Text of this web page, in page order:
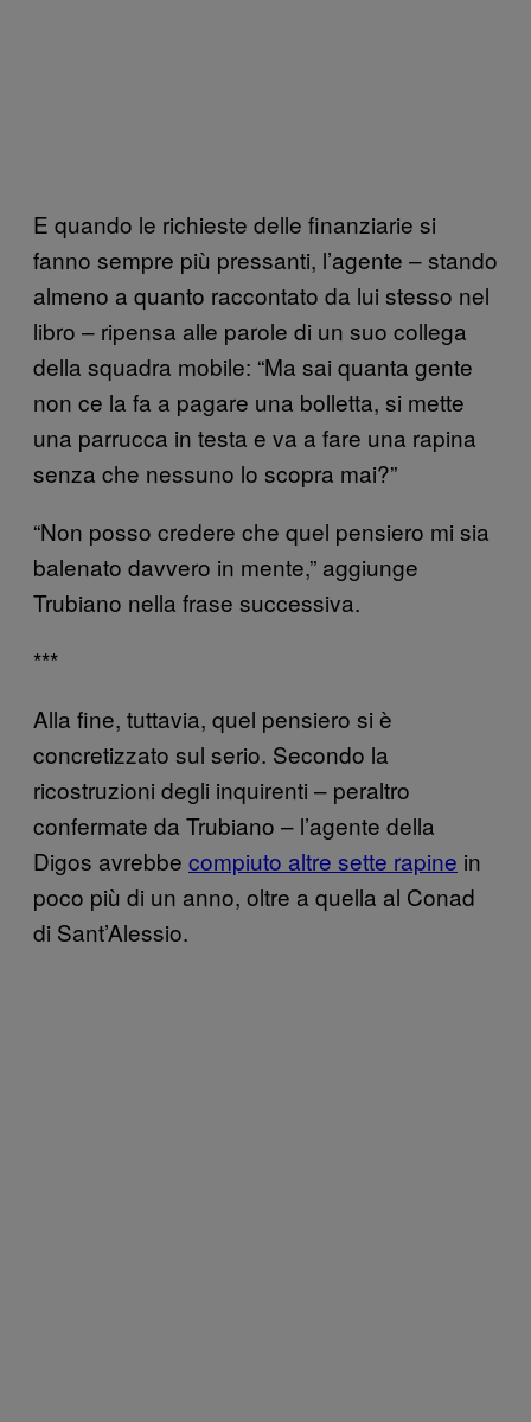
E quando le richieste delle finanziarie si
fanno sempre più pressanti, l’agente – stando
almeno a quanto raccontato da lui stesso nel
libro – ripensa alle parole di un suo collega
della squadra mobile: “Ma sai quanta gente
non ce la fa a pagare una bolletta, si mette
una parrucca in testa e va a fare una rapina
senza che nessuno lo scopra mai?”
“Non posso credere che quel pensiero mi sia
balenato davvero in mente,” aggiunge
Trubiano nella frase successiva.
***
Alla fine, tuttavia, quel pensiero si è
concretizzato sul serio. Secondo la
ricostruzioni degli inquirenti – peraltro
confermate da Trubiano – l’agente della
Digos avrebbe compiuto altre sette rapine in
poco più di un anno, oltre a quella al Conad
di Sant’Alessio.